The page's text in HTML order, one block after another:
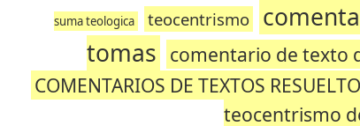
suma teologica teocentrismo
tomas comentario de texto
COMENTARIOS DE TEXTOS
teocentrismo